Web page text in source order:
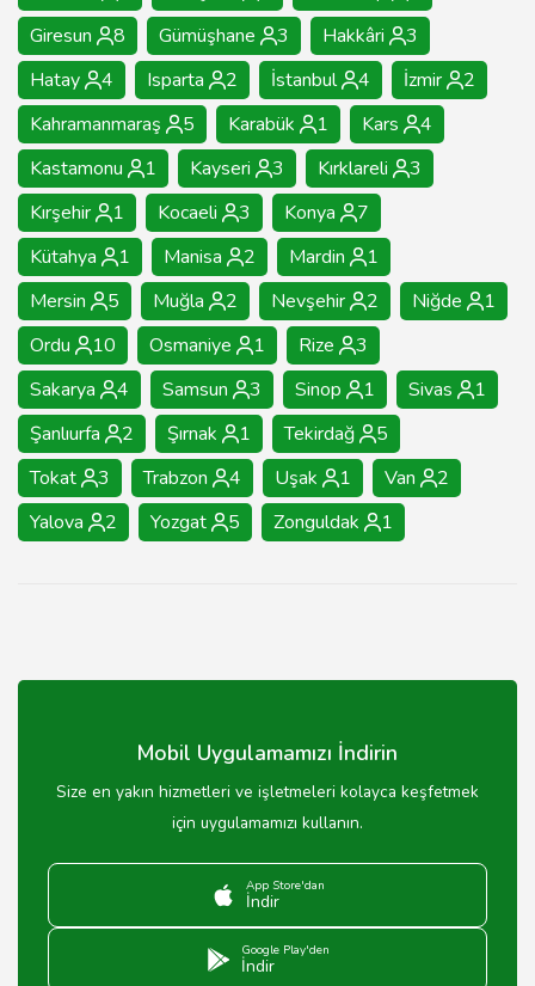
Giresun
8 Gümüşhane 3 Hakkâri
3
Hatay
4 Isparta 2 İstanbul 4 İzmir
2
Kahramanmaraş
5 Karabük 1 Kars
4
Kastamonu
1 Kayseri 3 Kırklareli
3
Kırşehir
1 Kocaeli 3 Konya
7
Kütahya
1 Manisa 2 Mardin
1
Mersin
5 Muğla 2 Nevşehir 2 Niğde
1
Ordu
10 Osmaniye 1 Rize
3
Sakarya
4 Samsun 3 Sinop 1 Sivas
1
Şanlıurfa
2 Şırnak 1 Tekirdağ
5
Tokat
3 Trabzon 4 Uşak 1 Van
2
Yalova
2 Yozgat 5 Zonguldak 1
Mobil Uygulamamızı İndirin
Size en yakın hizmetleri ve işletmeleri kolayca keşfetmek
için uygulamamızı kullanın.
App Store'dan
İndir
Google Play'den
İndir